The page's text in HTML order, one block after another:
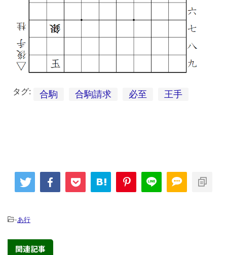
タグ: 合駒 合駒請求 必至 王手
-あ行
関連記事